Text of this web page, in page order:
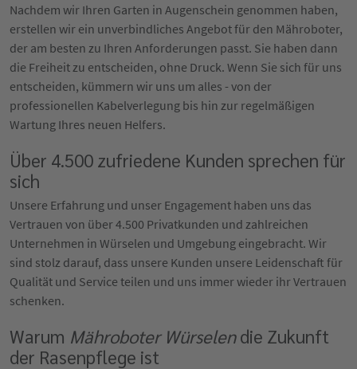
Nachdem wir Ihren Garten in Augenschein genommen haben,
erstellen wir ein unverbindliches Angebot für den Mähroboter,
der am besten zu Ihren Anforderungen passt. Sie haben dann
die Freiheit zu entscheiden, ohne Druck. Wenn Sie sich für uns
entscheiden, kümmern wir uns um alles - von der
professionellen Kabelverlegung bis hin zur regelmäßigen
Wartung Ihres neuen Helfers.
Über 4.500 zufriedene Kunden sprechen für
sich
Unsere Erfahrung und unser Engagement haben uns das
Vertrauen von über 4.500 Privatkunden und zahlreichen
Unternehmen in Würselen und Umgebung eingebracht. Wir
sind stolz darauf, dass unsere Kunden unsere Leidenschaft für
Qualität und Service teilen und uns immer wieder ihr Vertrauen
schenken.
Warum Mähroboter Würselendie Zukunft
der Rasenpflege ist